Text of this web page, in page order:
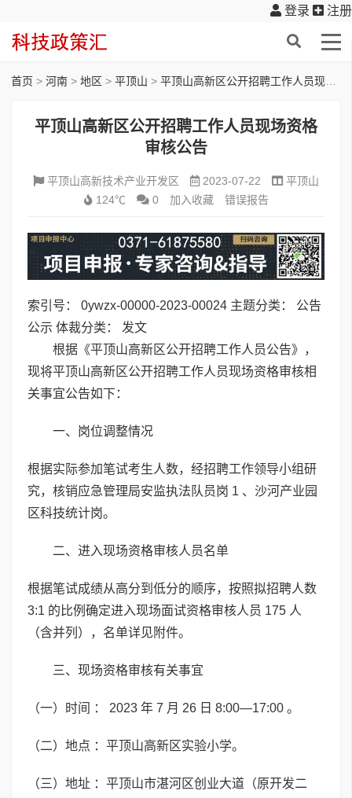
登录 注册
首页 > 河南 > 地区 > 平顶山 > 平顶山高新区公开招聘工作人员现场资格审核公告
平顶山高新区公开招聘工作人员现场资格
审核公告
平顶山高新技术产业开发区 2023-07-22
平顶山
124℃
0 加入收藏 错误报告
索引号： 0ywzx-00000-2023-00024 主题分类： 公告
公示 体裁分类： 发文
根据《平顶山高新区公开招聘工作人员公告》，
现将平顶山高新区公开招聘工作人员现场资格审核相
关事宜公告如下：
一、岗位调整情况
根据实际参加笔试考生人数，经招聘工作领导小组研
究，核销应急管理局安监执法队员岗 1 、沙河产业园
区科技统计岗。
二、进入现场资格审核人员名单
根据笔试成绩从高分到低分的顺序，按照拟招聘人数
3:1 的比例确定进入现场面试资格审核人员 175 人
（含并列），名单详见附件。
三、现场资格审核有关事宜
（一）时间 ： 2023 年 7 月 26 日 8:00—17:00 。
（二）地点 ：平顶山高新区实验小学。
（三）地址 ：平顶山市湛河区创业大道（原开发二